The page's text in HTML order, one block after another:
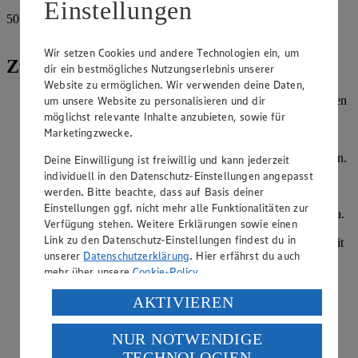
50
Zubereitung
Für die Marmelade die Tomaten waschen und halbieren. Den
Strunk herausschneiden und die Tomaten grob würfeln.
Zwiebel und Knoblauch pellen und würfeln. Zitrone heiß
waschen und die Schale fein abreiben und beiseite stellen.
Zitrone halbieren und 3 EL (bei 4 Portionen) Saft auspressen.
Öl in einem Topf erhitzen und Zwiebel und Knoblauch
farblos anschwitzen. Tomatenmark dazugeben und kurz
anschwitzen lassen. Tomaten dazu geben, aufkochen und ca.
10 Minuten bei kleiner Hitze köcheln lassen. Basilikum
waschen, trockenschütteln, grob hacken und dazugeben. Mit
einem Pürierstab fein mixen und mit Zitronensaft, Salz,
Pfeffer und Cayennepfeffer abschmecken. Gelierzucker
Den Grill auf 200 Grad vorheizen.
Seelachsfilets kalt abspülen und mit einem Küchenpapier
abtupfen. Die Kräuter waschen und trocken schütteln.
Einstellungen
Wir setzen Cookies und andere Technologien ein, um
dir ein bestmögliches Nutzungserlebnis unserer
Website zu ermöglichen. Wir verwenden deine Daten,
um unsere Website zu personalisieren und dir
möglichst relevante Inhalte anzubieten, sowie für
Marketingzwecke.
Deine Einwilligung ist freiwillig und kann jederzeit
individuell in den Datenschutz-Einstellungen angepasst
werden. Bitte beachte, dass auf Basis deiner
Einstellungen ggf. nicht mehr alle Funktionalitäten zur
Verfügung stehen. Weitere Erklärungen sowie einen
Link zu den Datenschutz-Einstellungen findest du in
unserer Datenschutzerklärung. Hier erfährst du auch
mehr über unsereCookie-Policy.
Verarbeitung deiner personenbezogenen Daten in den
USA durch Facebook und YouTube:
Wenn du auf „Aktivieren“ klickst, willigst du im Sinne
AKTIVIEREN
NUR NOTWENDIGE